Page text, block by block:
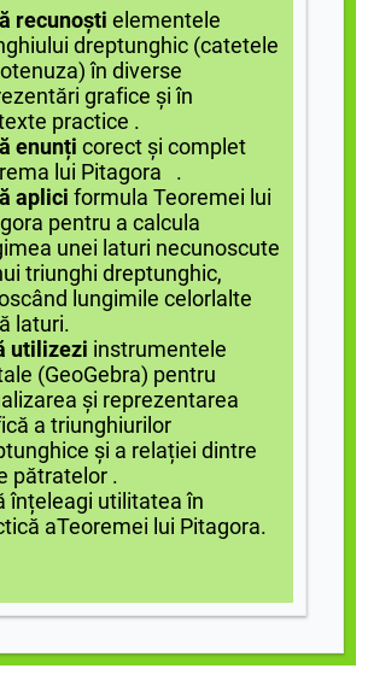
recunoști elementele
dreptunghic (catetele
în diverse
grafice și în
practice .
enunți corect și complet
lui Pitagora .
aplici formula Teoremei lui
pentru a calcula
unei laturi necunoscute
triunghi dreptunghic,
lungimile celorlalte
laturi.
utilizezi instrumentele
(GeoGebra) pentru
și reprezentarea
a triunghiurilor
și a relației dintre
pătratelor .
înțeleagi utilitatea în
aTeoremei lui Pitagora.